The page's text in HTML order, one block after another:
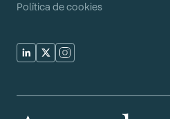
Política de cookies